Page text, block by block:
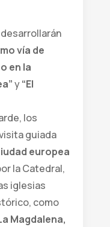
vía de
en la
y“El
los
guiada
europea
la Catedral,
iglesias
como
Magdalena,